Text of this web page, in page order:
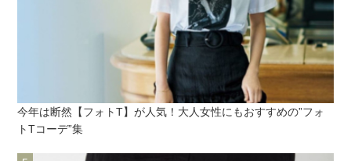
今年は断然【フォトT】が人気！大人女性にもおすすめの”フォ
トTコーデ”集